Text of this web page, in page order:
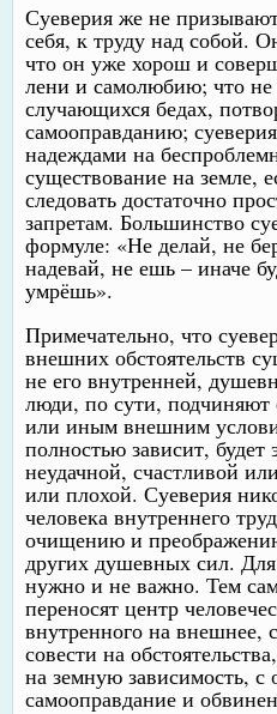
Суеверия же не
себя, к труду над собой.
что он уже хорош и
лени и самолюбию; что
случающихся бедах,
самооправданию;
надеждами на
существование на земле,
следовать достаточно
запретам. Большинство
формуле: «Не делай, не
надевай, не ешь – иначе
умрёшь».
Примечательно, что
внешних обстоятельств
не его внутренней,
люди, по сути,
или иным внешним
полностью зависит, будет
неудачной, счастливой
или плохой. Суеверия
человека внутреннего
очищению и
других душевных сил.
нужно и не важно. Тем
переносят центр
внутренного на внешнее,
совести на
на земную зависимость, с
самооправдание и